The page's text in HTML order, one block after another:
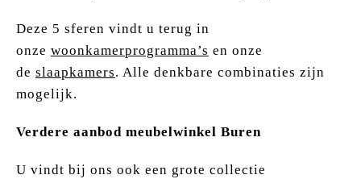
Deze 5 sferen vindt u terug in
onze woonkamerprogramma’s en onze
de slaapkamers. Alle denkbare combinaties zijn
mogelijk.
Verdere aanbod meubelwinkel Buren
U vindt bij ons ook een grote collectie